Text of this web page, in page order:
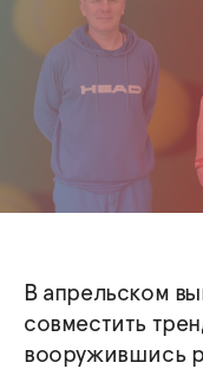
В апрельском
совместить
вооружившись